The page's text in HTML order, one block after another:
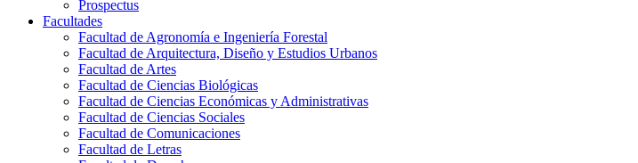
Prospectus
Facultades
Facultad de Agronomía e Ingeniería Forestal
Facultad de Arquitectura, Diseño y Estudios Urbanos
Facultad de Artes
Facultad de Ciencias Biológicas
Facultad de Ciencias Económicas y Administrativas
Facultad de Ciencias Sociales
Facultad de Comunicaciones
Facultad de Letras